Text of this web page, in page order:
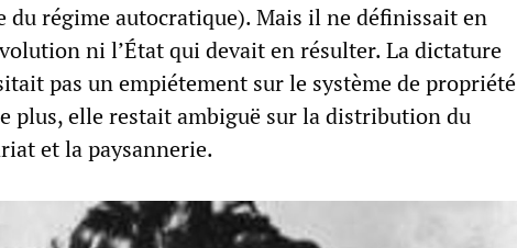
du régime autocratique). Mais il ne définissait en
ni l’État qui devait en résulter. La dictature
pas un empiétement sur le système de propriété
plus, elle restait ambiguë sur la distribution du
et la paysannerie.